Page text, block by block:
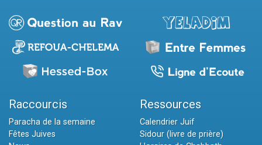
Raccourcis
Paracha de la semaine
Fêtes Juives
Ressources
Calendrier Juif
Sidour (livre de prière)